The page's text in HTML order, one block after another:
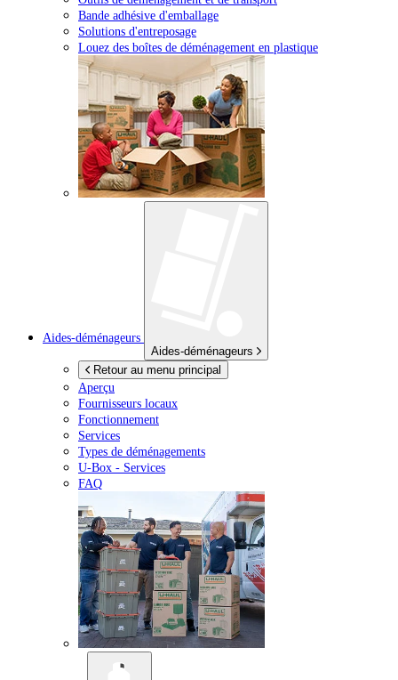
Bande adhésive d'emballage
Solutions d'entreposage
Louez des boîtes de déménagement en plastique
Aides-déménageurs
Aides-déménageurs
Retour au menu principal
Aperçu
Fournisseurs locaux
Fonctionnement
Services
Types de déménagements
U-Box - Services
FAQ